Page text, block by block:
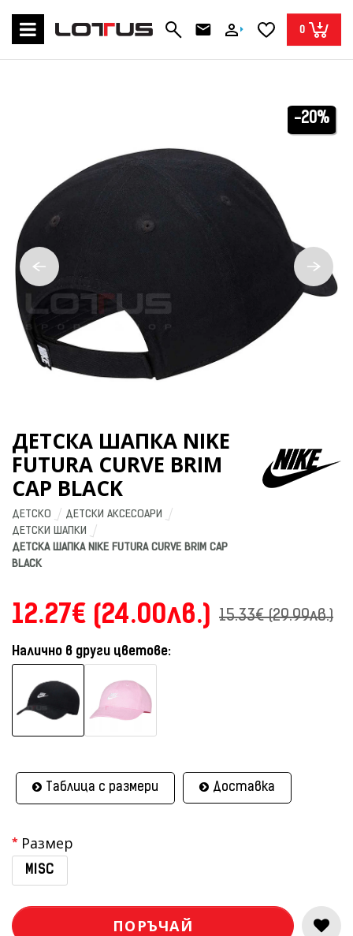
0
-20%
ДЕТСКА ШАПКА NIKE
FUTURA CURVE BRIM
CAP BLACK
ДЕТСКО
ДЕТСКИ АКСЕСОАРИ
ДЕТСКИ ШАПКИ
ДЕТСКА ШАПКА NIKE FUTURA CURVE BRIM CAP
BLACK
12.27€ (24.00лв.) 15.33€ (29.99лв.)
Налично в други цветове:
Таблица с размери Доставка
Размер
MISC
ПОРЪЧАЙ